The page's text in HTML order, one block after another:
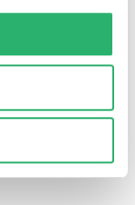
gegevens